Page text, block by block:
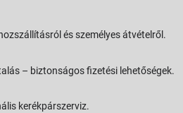
és személyes átvételről.
– biztonságos fizetési lehetőségek.
kerékpárszerviz.